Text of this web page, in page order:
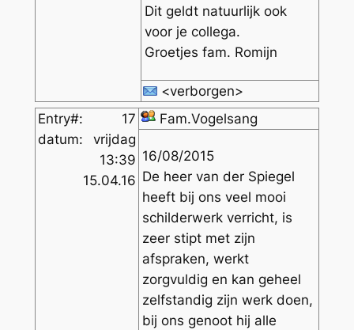
Dit geldt natuurlijk ook
voor je collega.
Groetjes fam. Romijn
<verborgen>
Entry#:
17
datum:
vrijdag
13:39
15.04.16
Fam.Vogelsang
16/08/2015
De heer van der Spiegel
heeft bij ons veel mooi
schilderwerk verricht, is
zeer stipt met zijn
afspraken, werkt
zorgvuldig en kan geheel
zelfstandig zijn werk doen,
bij ons genoot hij alle